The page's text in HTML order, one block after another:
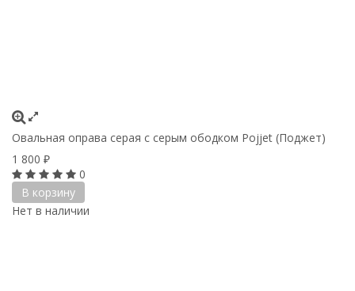
Овальная оправа серая с серым ободком Pojjet (Поджет)
1 800 ₽
0
В корзину
Нет в наличии